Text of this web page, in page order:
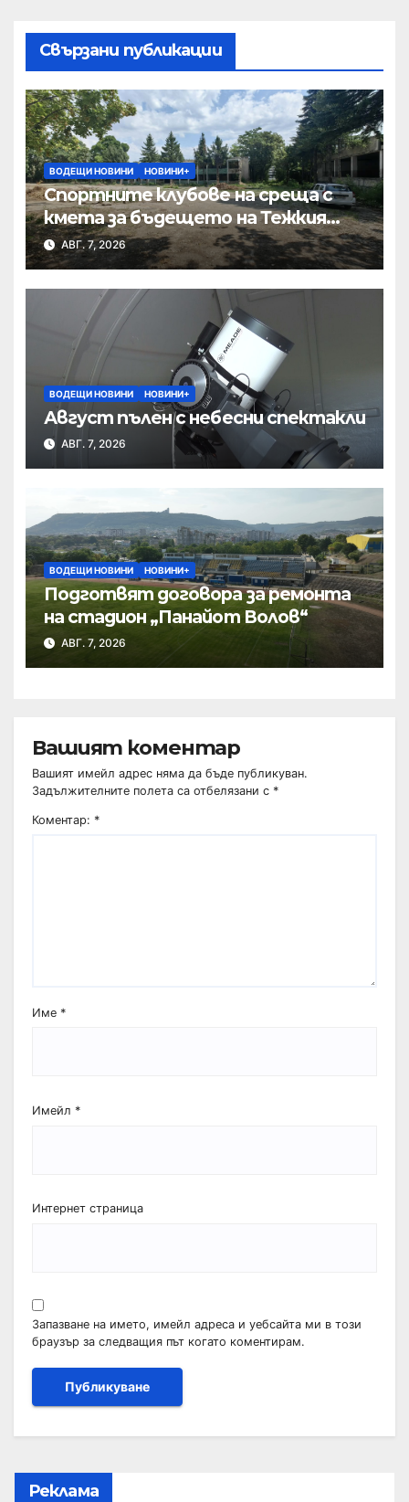
Свързани публикации
ВОДЕЩИ НОВИНИ НОВИНИ+
Спортните клубове на среща с
кмета за бъдещето на Тежкия
полк
АВГ. 7, 2026
ВОДЕЩИ НОВИНИ НОВИНИ+
Август пълен с небесни спектакли
АВГ. 7, 2026
ВОДЕЩИ НОВИНИ НОВИНИ+
Подготвят договора за ремонта
на стадион „Панайот Волов“
АВГ. 7, 2026
Вашият коментар
Вашият имейл адрес няма да бъде публикуван.
Задължителните полета са отбелязани с *
Коментар: *
Име *
Имейл *
Интернет страница
Запазване на името, имейл адреса и уебсайта ми в този
браузър за следващия път когато коментирам.
Реклама